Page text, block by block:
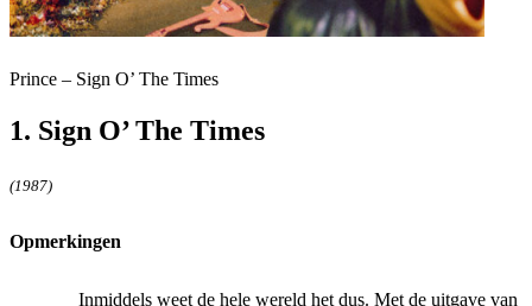
Prince – Sign O’ The Times
1. Sign O’ The Times
(1987)
Opmerkingen
Inmiddels weet de hele wereld het dus. Met de uitgave van